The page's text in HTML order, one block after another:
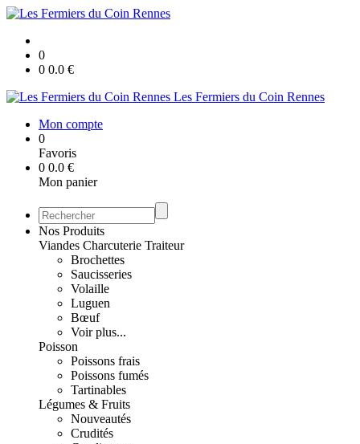
0
0 0.0 €
Les Fermiers du Coin Rennes
Mon compte
0
Favoris
0 0.0 €
Mon panier
Nos Produits
Viandes Charcuterie Traiteur
Brochettes
Saucisseries
Volaille
Luguen
Bœuf
Voir plus...
Poisson
Poissons frais
Poissons fumés
Tartinables
Légumes & Fruits
Nouveautés
Crudités